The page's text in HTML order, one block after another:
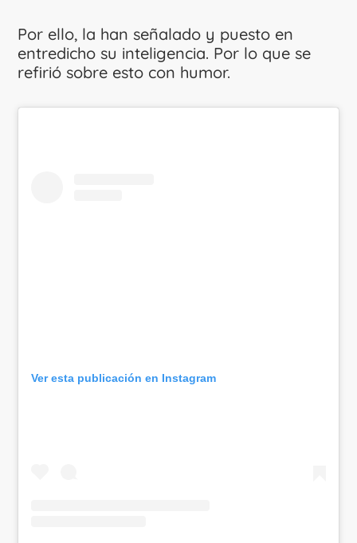
Por ello, la han señalado y puesto en
entredicho su inteligencia. Por lo que se
refirió sobre esto con humor.
Ver esta publicación en Instagram